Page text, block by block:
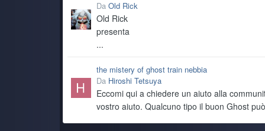
Da Old Rick
Old Rick
presenta
...
the mistery of ghost train nebbia
Da Hiroshi Tetsuya
Eccomi qui a chiedere un aiuto alla
vostro aiuto. Qualcuno tipo il buon Ghost